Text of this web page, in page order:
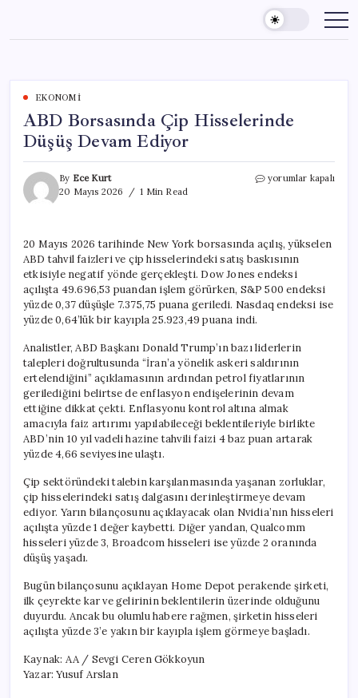
content
EKONOMI
ABD Borsasında Çip Hisselerinde
Düşüş Devam Ediyor
By Ece Kurt
20 Mayıs 2026
1 Min Read
ABD
Devam
Ediyor
için
yorumlar kapalı
20 Mayıs 2026 tarihinde New York borsasında açılış, yükselen
ABD tahvil faizleri ve çip hisselerindeki satış baskısının
etkisiyle negatif yönde gerçekleşti. Dow Jones endeksi
açılışta 49.696,53 puandan işlem görürken, S&P 500 endeksi
yüzde 0,37 düşüşle 7.375,75 puana geriledi. Nasdaq endeksi ise
yüzde 0,64’lük bir kayıpla 25.923,49 puana indi.
Analistler, ABD Başkanı Donald Trump’ın bazı liderlerin
talepleri doğrultusunda “İran’a yönelik askeri saldırının
ertelendiğini” açıklamasının ardından petrol fiyatlarının
gerilediğini belirtse de enflasyon endişelerinin devam
ettiğine dikkat çekti. Enflasyonu kontrol altına almak
amacıyla faiz artırımı yapılabileceği beklentileriyle birlikte
ABD’nin 10 yıl vadeli hazine tahvili faizi 4 baz puan artarak
yüzde 4,66 seviyesine ulaştı.
Çip sektöründeki talebin karşılanmasında yaşanan zorluklar,
çip hisselerindeki satış dalgasını derinleştirmeye devam
ediyor. Yarın bilançosunu açıklayacak olan Nvidia’nın hisseleri
açılışta yüzde 1 değer kaybetti. Diğer yandan, Qualcomm
hisseleri yüzde 3, Broadcom hisseleri ise yüzde 2 oranında
düşüş yaşadı.
Bugün bilançosunu açıklayan Home Depot perakende şirketi,
ilk çeyrekte kar ve gelirinin beklentilerin üzerinde olduğunu
duyurdu. Ancak bu olumlu habere rağmen, şirketin hisseleri
açılışta yüzde 3’e yakın bir kayıpla işlem görmeye başladı.
Kaynak: AA / Sevgi Ceren Gökkoyun
Yazar: Yusuf Arslan